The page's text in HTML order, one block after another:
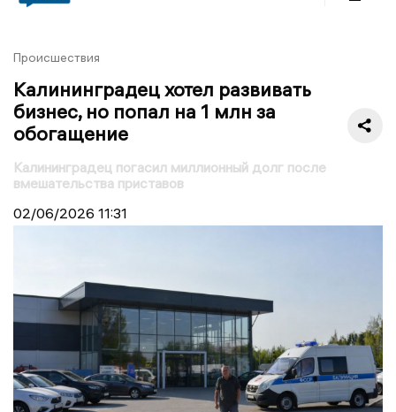
Происшествия
Калининградец хотел развивать
бизнес, но попал на 1 млн за
обогащение
Калининградец погасил миллионный долг после
вмешательства приставов
02/06/2026 11:31